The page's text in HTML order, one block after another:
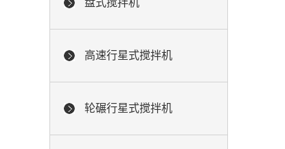
盘式搅拌机
高速行星式搅拌机
轮碾行星式搅拌机